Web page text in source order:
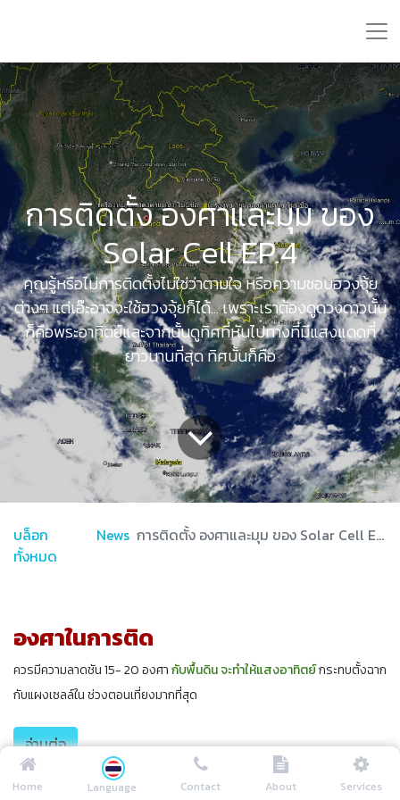
การติดตั้ง องศาและมุม ของ
Solar Cell EP.4
คุณรู้หรือไม่การติดตั้งไม่ใช่ว่าตามใจ หรือความชอบฮวงจุ้ย
ต่างๆ แต่เอ๊ะอาจจะใช้ฮวงจุ้ยก็ได้... เพราะเราต้องดูดวงดาวนั้น
ก็คือพระอาทิตย์และจากนั้นดูทิศที่หันไปทางที่มีแสงแดดที่
ยาวนานที่สุด ทิศนั้นก็คือ
บล็อก
ทั้งหมด
News การติดตั้ง องศาและมุม ของ Solar Cell EP.4
องศาในการติด
ควรมีความลาดชัน 15- 20 องศากับพื้นดิน จะทำให้แสงอาทิตย์กระทบตั้งฉาก
กับแผงเซลล์ใน ช่วงตอนเที่ยงมากที่สุด
อ่านต่อ
Home Language Contact About Services